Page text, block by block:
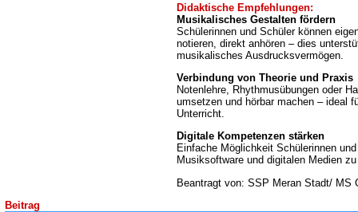
Didaktische Empfehlungen:
Musikalisches Gestalten fördern
Schülerinnen und Schüler können
notieren, direkt anhören – dies
musikalisches Ausdrucksvermögen.
Verbindung von Theorie und Praxis
Notenlehre, Rhythmusübungen oder
umsetzen und hörbar machen – ideal
Unterricht.
Digitale Kompetenzen stärken
Einfache Möglichkeit Schülerinnen
Musiksoftware und digitalen Medien
Beantragt von: SSP Meran Stadt/ MS
Beitrag